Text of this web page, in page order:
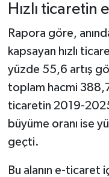
Hızlı ticaretin
Rapora göre,
kapsayan hızlı
yüzde 55,6 artış
toplam hacmi 388,7
ticaretin 2019-
büyüme oranı ise
geçti.
Bu alanın e-ticaret
Yerel Haberler
Haber Arşivi